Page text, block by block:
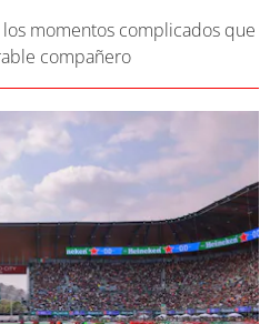
momentos complicados que
compañero